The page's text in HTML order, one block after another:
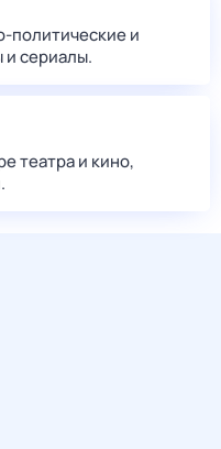
политические и
сериалы.
театра и кино,